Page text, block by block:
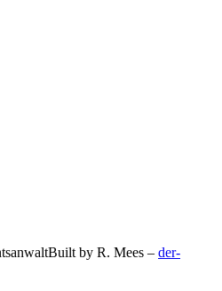
Built by R. Mees – der-